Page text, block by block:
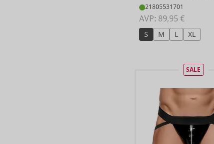
21805531701
AVP: 89,95 €
S M L XL
SALE